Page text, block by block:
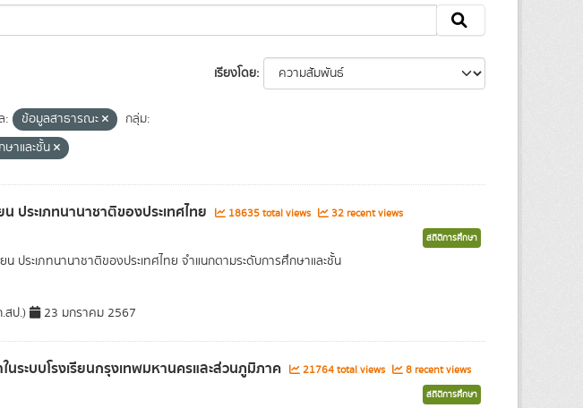
เรียงโดย
: ข้อมูลสาธารณะ
กลุ่ม:
าและชั้น
น ประเภทนานาชาติของประเทศไทย 18635 total views 32 recent views
สถิติการศึกษา
ยน ประเภทนานาชาติของประเทศไทย จำแนกตามระดับการศึกษาและชั้น
สป.) 23 มกราคม 2567
ระบบโรงเรียนกรุงเทพมหานครและส่วนภูมิภาค 21764 total views 8 recent views
สถิติการศึกษา